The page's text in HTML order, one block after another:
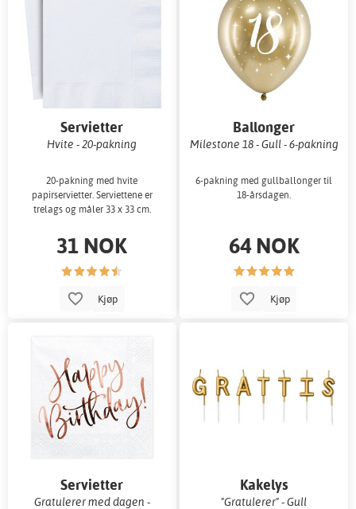
Servietter
Hvite - 20-pakning
20-pakning med hvite
papirservietter. Serviettene er
trelags og måler 33 x 33 cm.
31 NOK
Kjøp
Ballonger
Milestone 18 - Gull - 6-pakning
6-pakning med gullballonger til
18-årsdagen.
64 NOK
Kjøp
Servietter
Gratulerer med dagen -
Kakelys
"Gratulerer" - Gull